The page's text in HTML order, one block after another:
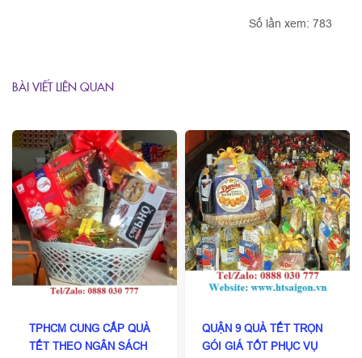
Số lần xem: 783
BÀI VIẾT LIÊN QUAN
TPHCM CUNG CẤP QUÀ
TẾT THEO NGÂN SÁCH
QUẬN 9 QUÀ TẾT TRỌN
GÓI GIÁ TỐT PHỤC VỤ